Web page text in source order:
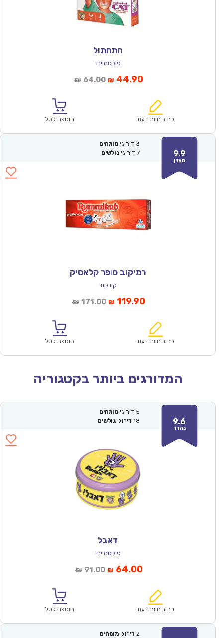
חתחתול
פוקסמיינד
₪ 64.00המחיר
₪64.00.
₪ 44.90המחיר
הוא:
כתוב חוות דעת הוספה לסל
9.9
מצוין
3 דירוגי מומחים
7 דירוגי גולשים
רמיקוב סופר קלאסיק
קודקוד
₪ 171.00המחיר
₪171.00.
₪ 119.90המחיר
הוא:
כתוב חוות דעת הוספה לסל
המדורגים ביותר בקטגוריה
9.6
נהדר
5 דירוגי מומחים
18 דירוגי גולשים
דאבל
פוקסמיינד
₪ 91.00המחיר
₪91.00.
₪ 64.00המחיר
הוא:
כתוב חוות דעת הוספה לסל
2 דירוגי מומחים